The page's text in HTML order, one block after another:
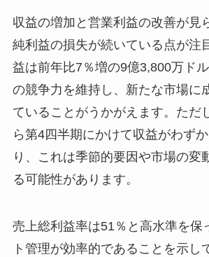
収益の増加と営業利益の改善が見
純利益の損失が続いている点が注
益は前年比7％増の9億3,800万ド
の競争力を維持し、新たな市場に
ていることがうかがえます。ただ
ら第4四半期にかけて収益がわず
り、これは季節的要因や市場の変
る可能性があります。
売上総利益率は51％と高水準を保
ト管理が効率的であることを示し